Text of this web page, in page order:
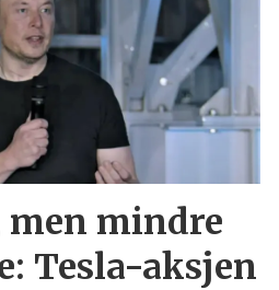
men mindre
Tesla-aksjen